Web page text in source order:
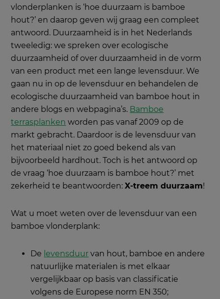
vlonderplanken is ‘hoe duurzaam is bamboe
hout?’ en daarop geven wij graag een compleet
antwoord. Duurzaamheid is in het Nederlands
tweeledig: we spreken over ecologische
duurzaamheid of over duurzaamheid in de vorm
van een product met een lange levensduur. We
gaan nu in op de levensduur en behandelen de
ecologische duurzaamheid van bamboe hout in
andere blogs en webpagina’s. Bamboe
terrasplanken worden pas vanaf 2009 op de
markt gebracht. Daardoor is de levensduur van
het materiaal niet zo goed bekend als van
bijvoorbeeld hardhout. Toch is het antwoord op
de vraag ‘hoe duurzaam is bamboe hout?’ met
zekerheid te beantwoorden:X-treem duurzaam!
Wat u moet weten over de levensduur van een
bamboe vlonderplank:
De levensduur van hout, bamboe en andere
natuurlijke materialen is met elkaar
vergelijkbaar op basis van classificatie
volgens de Europese norm EN 350;